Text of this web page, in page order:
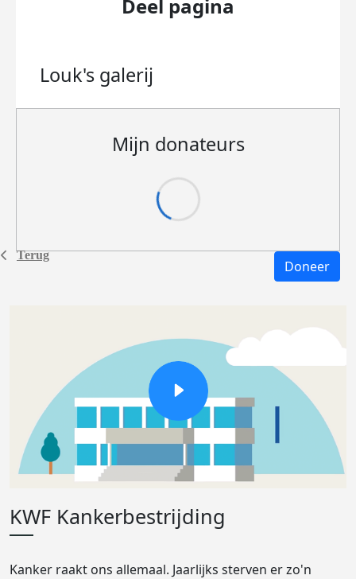
Terug
Deel pagina
Louk's galerij
Mijn donateurs
Doneer
KWF Kankerbestrijding
Kanker raakt ons allemaal. Jaarlijks sterven er zo'n